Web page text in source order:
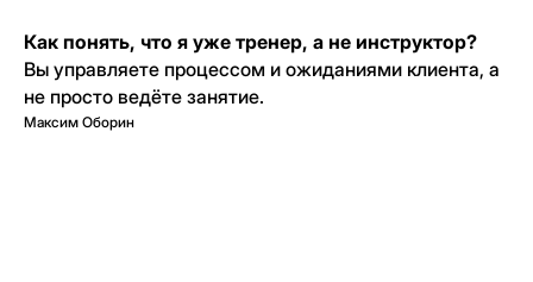
Как понять, что я уже тренер, а не инструктор?
Вы управляете процессом и ожиданиями клиента, а
не просто ведёте занятие.
Максим Оборин